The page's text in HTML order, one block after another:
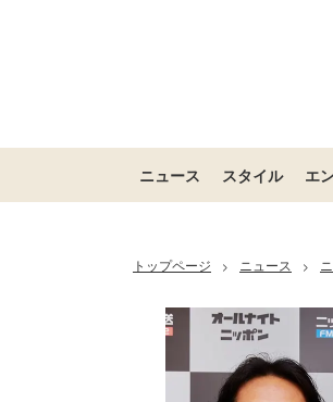
ニュース スタイル エ
トップページ > ニュース >